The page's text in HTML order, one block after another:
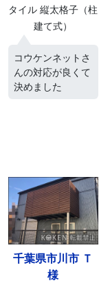
タイル 縦太格子（柱
建て式）
コウケンネットさ
んの対応が良くて
決めました
千葉県市川市 Ｔ
様